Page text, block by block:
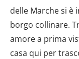
delle Marche si
borgo collinare.
amore a prima
casa qui per